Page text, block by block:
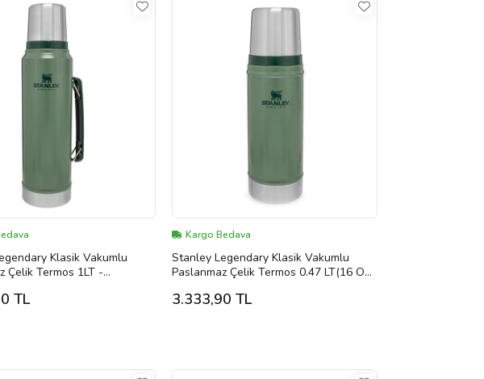
Klasik Vakumlu
Çelik Termos 1LT -
TL
Kargo Bedava
Stanley Legendary Klasik Vakumlu
Paslanmaz Çelik Termos 0.47 LT(16 OZ)
3.333,90 TL